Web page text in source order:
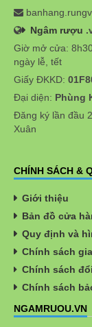
Ngâm rượu
Giờ mở cửa:
ngày lễ, tết
Giấy ĐKKD:
Đại diện: Phùng
Đăng ký lần đầu
Xuân
CHÍNH SÁCH &
Giới thiệu
Bản đồ cửa
Quy định và
Chính sách
Chính sách
Chính sách
NGAMRUOU.VN